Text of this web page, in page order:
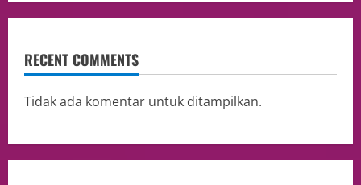
RECENT COMMENTS
Tidak ada komentar untuk ditampilkan.